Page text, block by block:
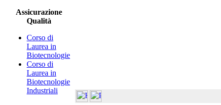
Assicurazione
Qualità
Corso di
Laurea in
Biotecnologie
Corso di
Laurea in
Biotecnologie
Industriali